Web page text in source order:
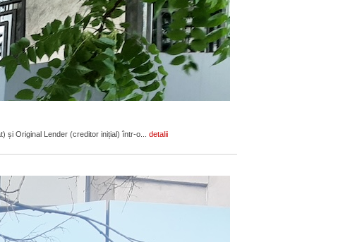
și Original Lender (creditor inițial) într-o... detalii